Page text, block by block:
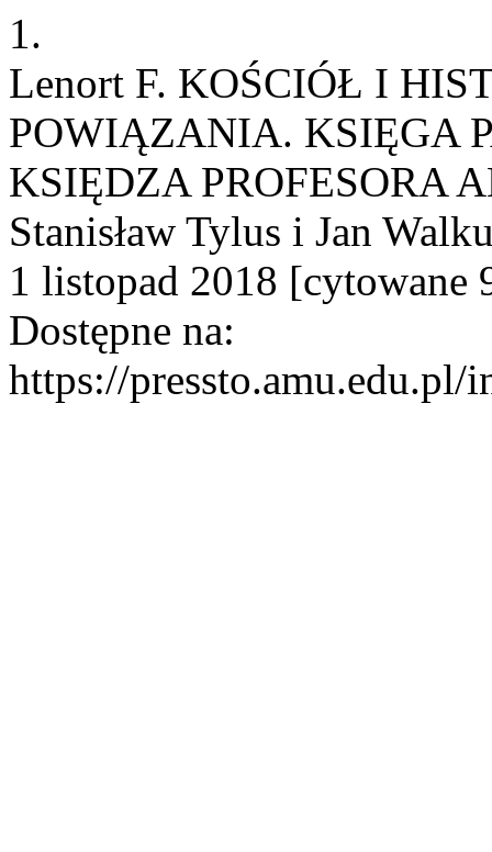
1.
Lenort F. KOŚCIÓŁ I
POWIĄZANIA. KSIĘGA
KSIĘDZA PROFESORA
Stanisław Tylus i Jan
1 listopad 2018 [cytowane
Dostępne na:
https://